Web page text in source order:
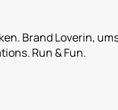
Brand Loverin,
Run & Fun.